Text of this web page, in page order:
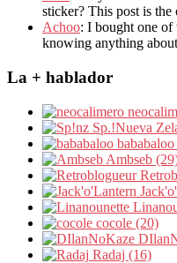
sticker? This post is
Achoo: I bought one of
knowing anything
La + hablador
Sp.!Nueva
Ambseb
cocole (20)
Radaj (16)